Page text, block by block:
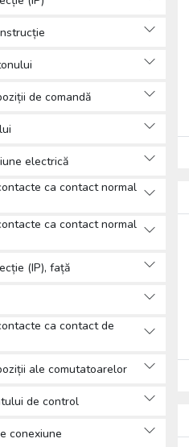
(644)
(2476)
iIuminat (5982)
paratrăsnet (924)
protecția muncii,
de comandă
electrică
ca contact normal
ca contact normal
(IP), față
ca contact de
ale comutatoarelor
de control
conexiune